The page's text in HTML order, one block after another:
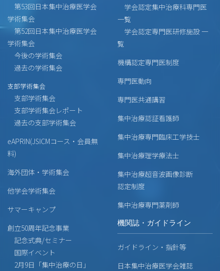
第53回日本集中治療医学会
学術集会
第52回日本集中治療医学会
学術集会
今後の学術集会
過去の学術集会
支部学術集会
支部学術集会
支部学術集会レポート
過去の支部学術集会
eAPRIN(JSICMコース・会員無
料)
海外団体・学術集会
他学会学術集会
サマーキャンプ
創立50周年記念事業
記念式典/セミナー
国際イベント
2月9日「集中治療の日」
学会認定集中治療科専門医
一覧
学会認定専門医研修施設 一
覧
機構認定専門医制度
専門医動向
専門医共通講習
集中治療認証看護師
集中治療専門臨床工学技士
集中治療理学療法士
集中治療超音波画像診断
認定制度
集中治療専門薬剤師
機関誌・ガイドライン
ガイドライン・指針等
日本集中治療医学会雑誌